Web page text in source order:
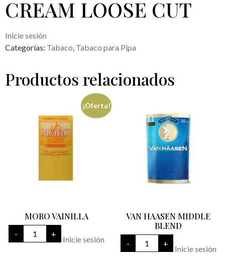
CREAM LOOSE CUT
Inicie sesión
Categorías: Tabaco, Tabaco para Pipa
Productos relacionados
¡Oferta!
MORO VAINILLA
-
MORO
VAINILLA
cantidad
+
Inicie sesión
VAN HAASEN MIDDLE
BLEND
-
VAN
HAASEN
MIDDLE
+
Inicie sesión